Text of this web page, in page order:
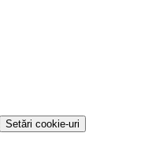
Setări cookie-uri